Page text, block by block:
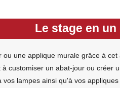
Le stage en
une applique murale grâce à cet
customiser un abat-jour ou créer
lampes ainsi qu'à vos appliques